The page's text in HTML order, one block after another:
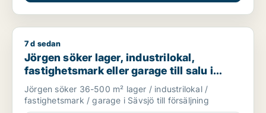
Jörgen söker lager, industrilokal, fastighetsmark eller
7 d sedan
Jörgen söker lager, industrilokal,
fastighetsmark eller garage till salu i
Sävsjö
Jörgen söker 36-500 m² lager / industrilokal /
fastighetsmark / garage i Sävsjö till försäljning